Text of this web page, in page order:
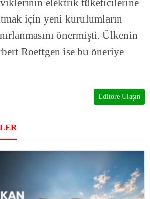
elektrik tüketicilerine
için yeni kurulumların
önermişti. Ülkenin
Roettgen ise bu öneriye
Editöre Ulaşın